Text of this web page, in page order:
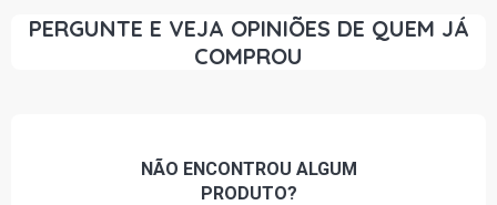
PERGUNTE E VEJA OPINIÕES DE QUEM JÁ
COMPROU
NÃO ENCONTROU ALGUM
PRODUTO?